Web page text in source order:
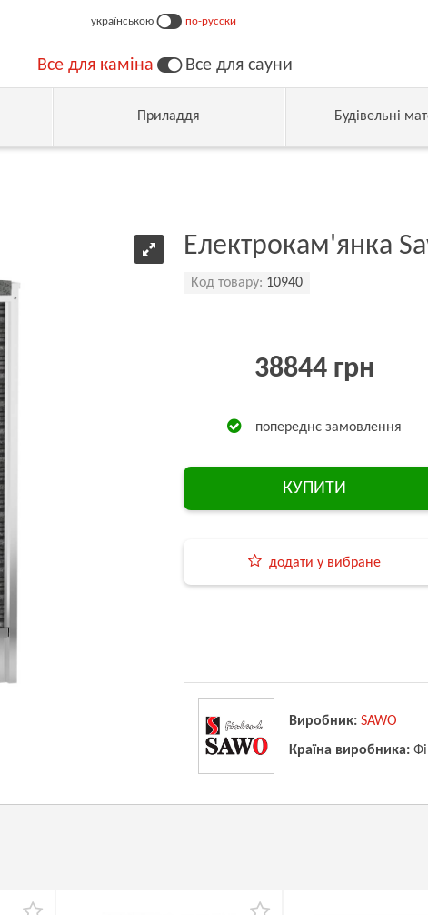
українською по-русски
Все для каміна Все для сауни
Приладдя Будівельні
Електрокам'янка
Код товару: 10940
38844 грн
попереднє замовлення
КУПИТИ
додати у вибране
Виробник: SAWO
Країна виробника: